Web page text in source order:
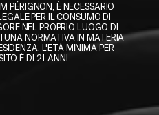
PÉRIGNON, È NECESSARIO
PER IL CONSUMO DI
NEL PROPRIO LUOGO DI
UNA NORMATIVA IN MATERIA
L'ETÀ MINIMA PER
È DI 21 ANNI.